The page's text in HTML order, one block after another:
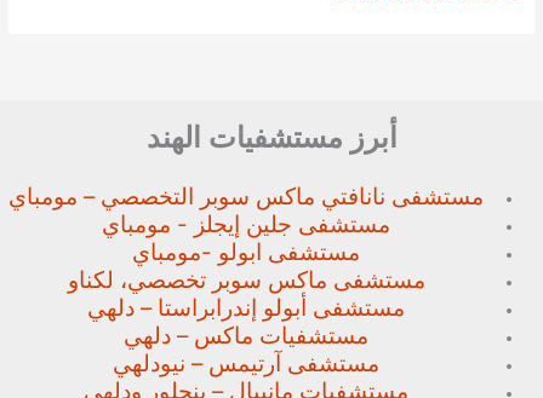
أبرز مستشفيات الهند
مستشفى نانافتي ماكس سوبر التخصصي – مومباي
مستشفى جلين إيجلز - مومباي
مستشفى ابولو -مومباي
مستشفى ماكس سوبر تخصصي، لكناو
مستشفى أبولو إندرابراستا – دلهي
مستشفيات ماكس – دلهي
مستشفى آرتيمس – نيودلهي
مستشفيات مانيبال – بنجلور ودلهي